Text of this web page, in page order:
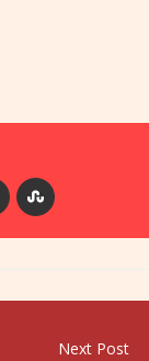
Next Post